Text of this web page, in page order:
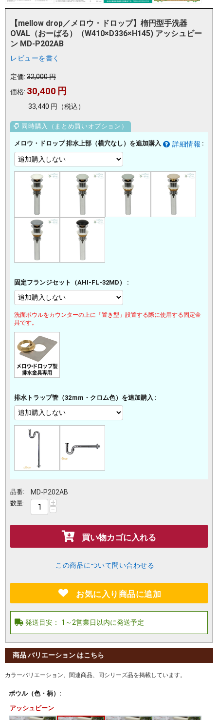
【mellow drop／メロウ・ドロップ】楕円型手洗器
OVAL（おーばる）（W410×D336×H145) アッシュビー
ン MD-P202AB
レビューを書く
定価: 32,000円
価格: 30,400 円
33,440 円 （税込）
メロウ・ドロップ 排水上部（横穴なし）を追加購入 詳細情報 :
固定フランジセット（AHI-FL-32MD） :
洗面ボウルをカウンターの上に「置き型」設置する際に使用する固定金
具です。
排水トラップ管（32ｍm・クロム色）を追加購入 :
品番: MD-P202AB
数量: +
−
買い物カゴに入れる
この商品について問い合わせる
お気に入り商品に追加
商品 バリエーション はこちら
カラーバリエーション、関連商品、同シリーズ品を掲載しています。
ボウル（色・柄）:
アッシュビーン